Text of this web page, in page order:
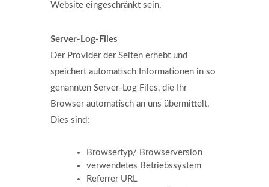
Website eingeschränkt sein.
Server-Log-Files
Der Provider der Seiten erhebt und
speichert automatisch Informationen in so
genannten Server-Log Files, die Ihr
Browser automatisch an uns übermittelt.
Dies sind:
Browsertyp/ Browserversion
verwendetes Betriebssystem
Referrer URL